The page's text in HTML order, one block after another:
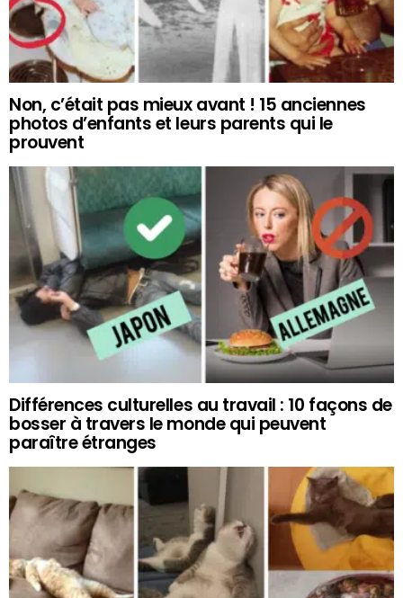
Non, c’était pas mieux avant ! 15 anciennes
photos d’enfants et leurs parents qui le
prouvent
Différences culturelles au travail : 10 façons de
bosser à travers le monde qui peuvent
paraître étranges